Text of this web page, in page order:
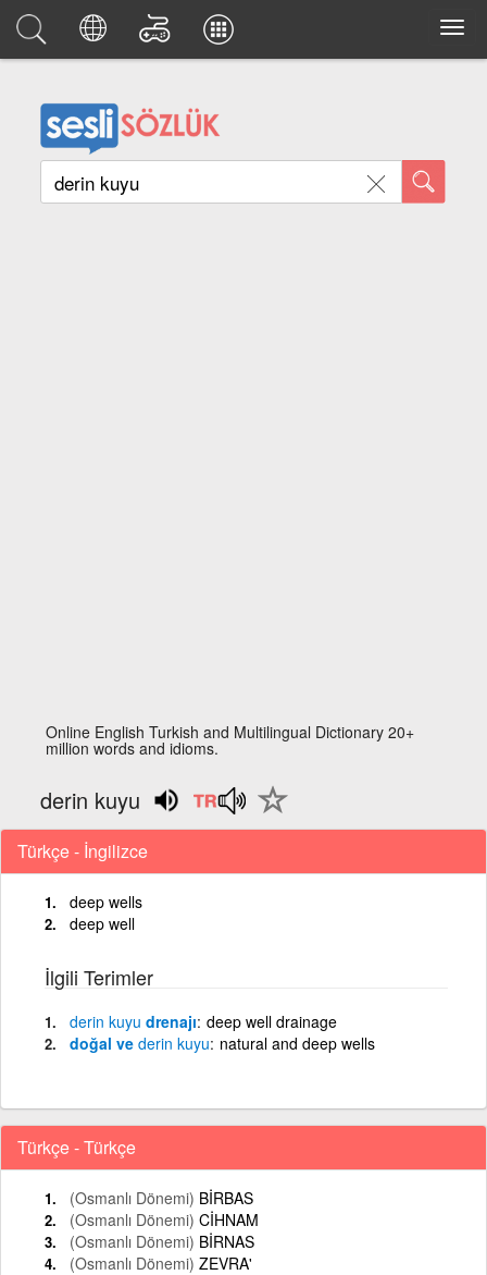
Online English Turkish and Multilingual Dictionary 20+
million words and idioms.
derin kuyu
Türkçe - İngilizce
deep wells
deep well
İlgili Terimler
derin kuyu drenajı deep well drainage
doğal ve derin kuyu natural and deep wells
Türkçe - Türkçe
(Osmanlı Dönemi) BİRBAS
(Osmanlı Dönemi) CİHNAM
(Osmanlı Dönemi) BİRNAS
(Osmanlı Dönemi) ZEVRA'